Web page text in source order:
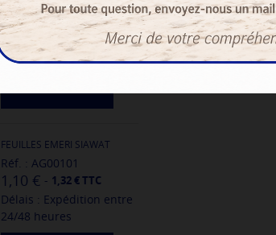
Réf. : AG00189
6,00 € 7,20 € TTC
Délais : Expédition entre
24/48 heures
FEUILLES EMERI SIAWAT
Réf. : AG00101
1,10 € - 1,32 € TTC
Délais : Expédition entre
24/48 heures